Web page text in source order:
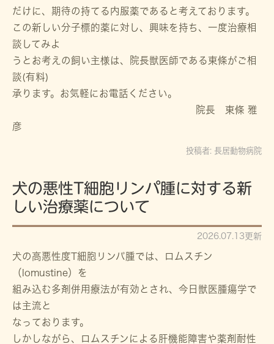
だけに、期待の持てる内服薬であると考えております。
この新しい分子標的薬に対し、興味を持ち、一度治療相
談してみよ
うとお考えの飼い主様は、院長獣医師である東條がご相
談(有料)
承ります。お気軽にお電話ください。
院長 東條 雅
彦
投稿者: 長居動物病院
犬の悪性T細胞リンパ腫に対する新
しい治療薬について
2026.07.13更新
犬の高悪性度T細胞リンパ腫では、ロムスチン
（lomustine）を
組み込む多剤併用療法が有効とされ、今日獣医腫瘍学で
は主流と
なっております。
しかしながら、ロムスチンによる肝機能障害や薬剤耐性